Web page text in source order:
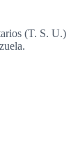
(T. S. U.)